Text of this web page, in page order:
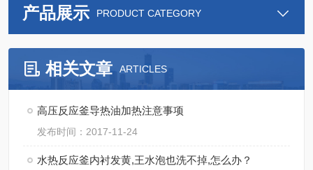
产品展示 PRODUCT CATEGORY
相关文章 ARTICLES
高压反应釜导热油加热注意事项
发布时间：2017-11-24
水热反应釜内衬发黄,王水泡也洗不掉,怎么办？